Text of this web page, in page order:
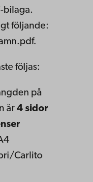
bilaga.
följande:
följas:
på
är 4 sidor
Carlito